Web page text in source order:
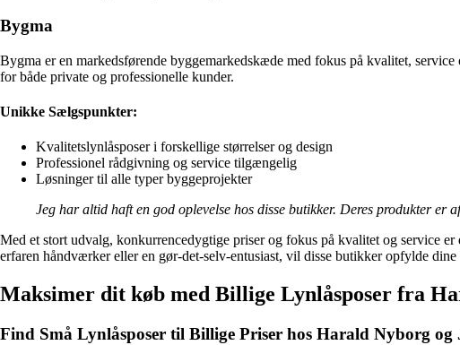
Bygma
Bygma er en markedsførende byggemarkedskæde med fokus på kvalitet,
for både private og professionelle kunder.
Unikke Sælgspunkter:
Kvalitetslynlåsposer i forskellige størrelser og design
Professionel rådgivning og service tilgængelig
Løsninger til alle typer byggeprojekter
Jeg har altid haft en god oplevelse hos disse butikker. Deres produkter
Med et stort udvalg, konkurrencedygtige priser og fokus på kvalitet og service
erfaren håndværker eller en gør-det-selv-entusiast, vil disse butikker opfylde
Maksimer dit køb med Billige Lynlåsposer fra
Find Små Lynlåsposer til Billige Priser hos Harald Nyborg og